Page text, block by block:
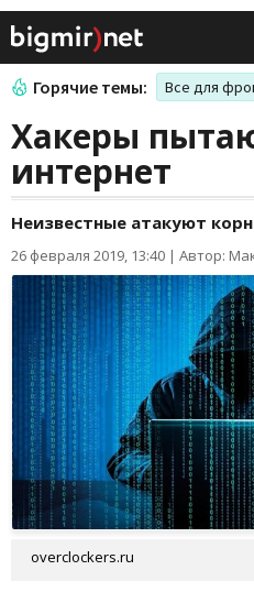
Горячие темы: Все для
Хакеры
интернет
Неизвестные атакуют
26 февраля 2019, 13:40 | Автор:
overclockers.ru